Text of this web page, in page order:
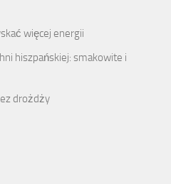
więcej energii
hiszpańskiej: smakowite i
drożdży